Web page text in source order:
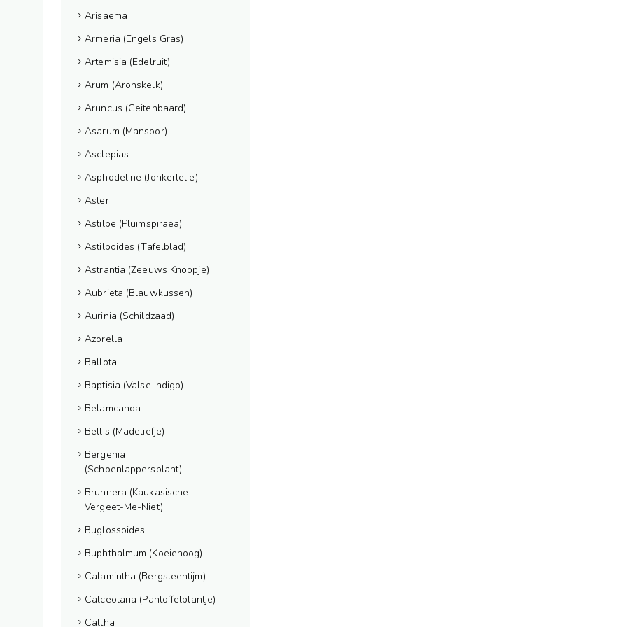
Arisaema
Armeria (Engels Gras)
Artemisia (Edelruit)
Arum (Aronskelk)
Aruncus (Geitenbaard)
Asarum (Mansoor)
Asclepias
Asphodeline (Jonkerlelie)
Aster
Astilbe (Pluimspiraea)
Astilboides (Tafelblad)
Astrantia (Zeeuws Knoopje)
Aubrieta (Blauwkussen)
Aurinia (Schildzaad)
Azorella
Ballota
Baptisia (Valse Indigo)
Belamcanda
Bellis (Madeliefje)
Bergenia
(Schoenlappersplant)
Brunnera (Kaukasische
Vergeet-Me-Niet)
Buglossoides
Buphthalmum (Koeienoog)
Calamintha (Bergsteentijm)
Calceolaria (Pantoffelplantje)
Caltha